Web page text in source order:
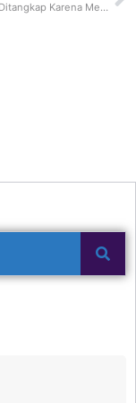
Kepala Desa Ditangkap Karena Mengedarkan Sabu Sebanyak 10 Kilogram Seharga Rp 3,2 Miliar